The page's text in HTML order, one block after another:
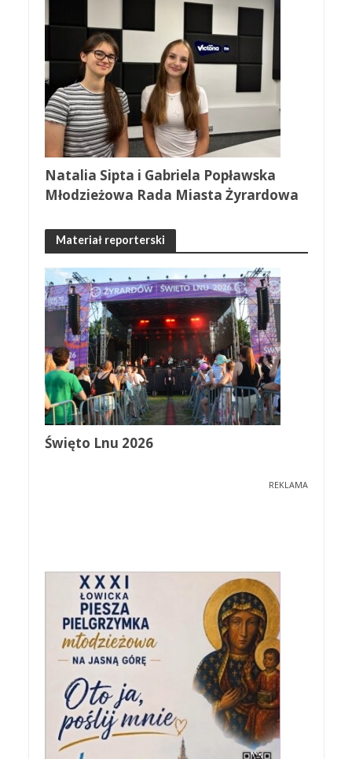
Natalia Sipta i Gabriela Popławska
Młodzieżowa Rada Miasta Żyrardowa
Materiał reporterski
Święto Lnu 2026
REKLAMA